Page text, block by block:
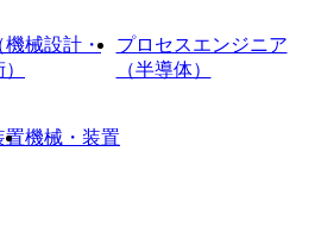
機械設計・
プロセスエンジニア
（半導体）
置機械・装置